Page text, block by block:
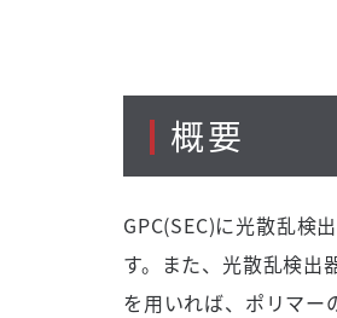
概要
GPC(SEC)に光散乱検
す。また、光散乱検出
を用いれば、ポリマー